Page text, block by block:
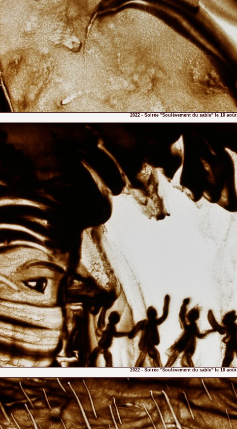
2022 - Soirée "Soulèvement du sable" le 10 août
2022 - Soirée "Soulèvement du sable" le 10 août